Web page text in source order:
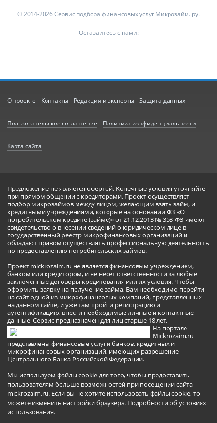
© 2014-2026 Сервис подбора финансовых услуг Микрозайм. ру.
Оставайтесь с нами:
О проекте Контакты Редакция и эксперты Защита данных
Пользовательское соглашение Политика конфиденциальности
Карта сайта
Предложение не является офертой. Конечные условия уточняйте
при прямом общении с кредиторами. Проект осуществляет
подбор микрозаймов между лицом, желающим взять займ, и
кредитными учреждениями, которые на основании ФЗ «О
потребительском кредите (займе)» от 21.12.2013 № 353-ФЗ имеют
свидетельство о внесении сведений о юридическом лице в
государственный реестр микрофинансовых организаций и
обладают правом осуществлять профессиональную деятельность
по предоставлению потребительских займов.
Проект mickrozaim.ru не является финансовым учреждением,
банком или кредитором, и не несёт ответственности за любые
заключенные договоры кредитования или их условия. Чтобы
оформить заявку на получение займа, Вам необходимо перейти
на сайт одной из микрофинансовых компаний, представленных
на данном сайте, и уже там пройти регистрацию и
аутентификацию, внести необходимые личные и контактные
данные. Сервис предназначен для лиц старше 18 лет.
На портале
Mickrozaim.ru
представлены финансовые услуги банков, кредитных и
микрофинансовых организаций, имеющих разрешение
Центрального Банка Российской Федерации.
Мы используем файлы cookie для того, чтобы предоставить
пользователям больше возможностей при посещении сайта
mickrozaim.ru. Если вы не хотите использовать файлы cookie, то
можете изменить настройки браузера. Подробности об условиях
использования.